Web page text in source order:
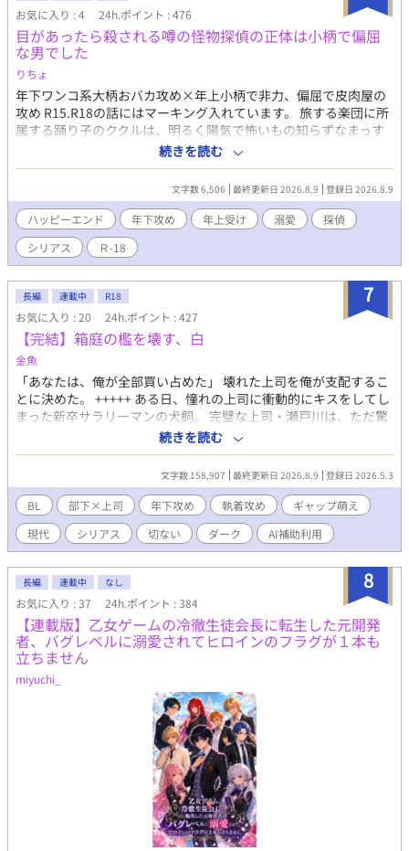
お気に入り : 4 24h.ポイント : 476
目があったら殺される噂の怪物探偵の正体は小柄で偏屈
な男でした
りちょ
年下ワンコ系大柄おバカ攻め×年上小柄で非力、偏屈で皮肉屋の
攻め R15.R18の話にはマーキング入れています。 旅する楽団に所
属する踊り子のククルは、明るく陽気で怖いもの知らずなまっす
ぐな青年。突然失踪した兄を探すため、怪物と恐れられている探
偵を訪ねることに。 年下わんこがグイグイと訳あり探偵を懐柔す
る話。 文章を整えるのに一部AIを活用しています。
続きを読む
文字数 6,506 最終更新日 2026.8.9 登録日 2026.8.9
ハッピーエンド 年下攻め 年上受け 溺愛
探偵
シリアス
Ｒ-18
7
長編 連載中 R18
お気に入り : 20 24h.ポイント : 427
【完結】箱庭の檻を壊す、白
金魚
​「あなたは、俺が全部買い占めた」 壊れた上司を俺が支配するこ
とに決めた。 +++++ ある日、憧れの上司に衝動的にキスをしてし
まった新卒サラリーマンの犬飼。 完璧な上司・瀬戸川は、ただ驚
いているだけに見えた。 ──けれど。 その完璧な上司には、光の
中では決して見せない「裏の顔」があった。 ​【わんこ系部下の下
剋上攻め（23歳）× 幸薄美人な上司受け（30歳）】【ドS×ド
M】【光×闇】 「共依存」「歪な主従関係」「昼夜逆転のギャッ
プ」がお好きな方、どうぞ。 （※無断転載禁止です。） （※他サ
イトにも投稿しています。）
続きを読む
文字数 158,907 最終更新日 2026.8.9 登録日 2026.5.3
BL 部下×上司 年下攻め 執着攻め
ギャップ萌え
現代
シリアス 切ない ダーク AI補助利用
8
長編 連載中 なし
お気に入り : 37 24h.ポイント : 384
【連載版】乙女ゲームの冷徹生徒会長に転生した元開発
者、バグレベルに溺愛されてヒロインのフラグが１本も
立ちません
miyuchi_